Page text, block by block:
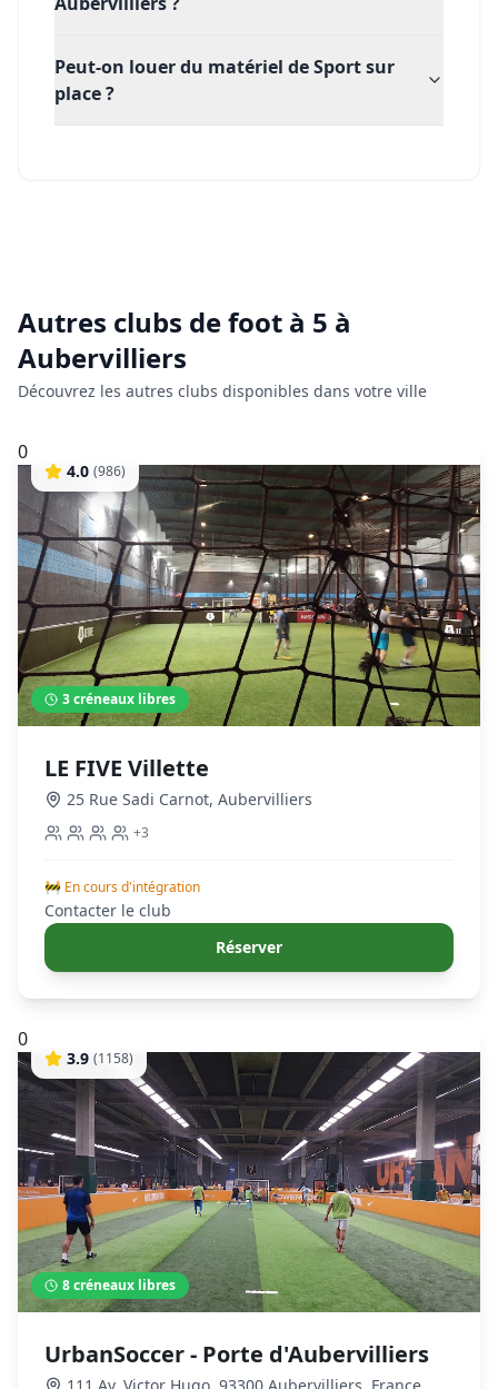
Peut-on louer du matériel de Sport sur
place ?
Autres clubs defoot à 5 à
Aubervilliers
Découvrez les autres clubs disponibles dans votre ville
0
4.0 (986)
3créneaux libres
LE FIVE Villette
25 Rue Sadi Carnot, Aubervilliers
+3
🚧 En cours d'intégration
Contacter le club
Réserver
0
3.9 (1158)
8créneaux libres
UrbanSoccer - Porte d'Aubervilliers
111 Av. Victor Hugo, 93300 Aubervilliers, France